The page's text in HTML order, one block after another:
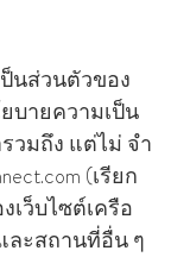
ป็นส่วนตัวของ
บายความเป็น
วมถึง แต่ไม่ จํา
(เรียก
เว็บไซต์เครือ
ละสถานที่อื่น ๆ